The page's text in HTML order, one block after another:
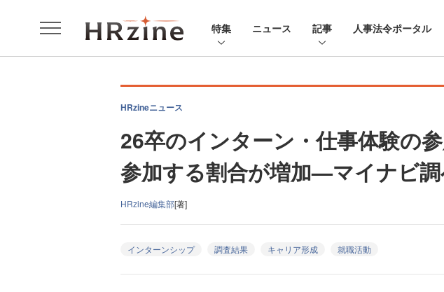
特集 ニュース 記事 人事法令ポータル
HRzineニュース
26卒のインターン・仕事体験の
参加する割合が増加—マイナビ
HRzine編集部[著]
インターンシップ 調査結果 キャリア形成 就職活動